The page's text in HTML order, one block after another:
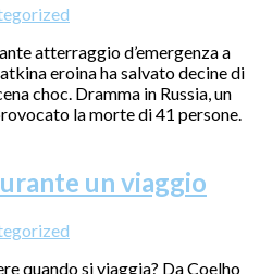
atterraggio d’emergenza a
eroina ha salvato decine di
choc. Dramma in Russia, un
la morte di 41 persone.
un viaggio
quando si viaggia? Da Coelho